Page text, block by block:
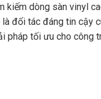
kiếm dòng sàn vinyl
là đối tác đáng tin cậy
pháp tối ưu cho công